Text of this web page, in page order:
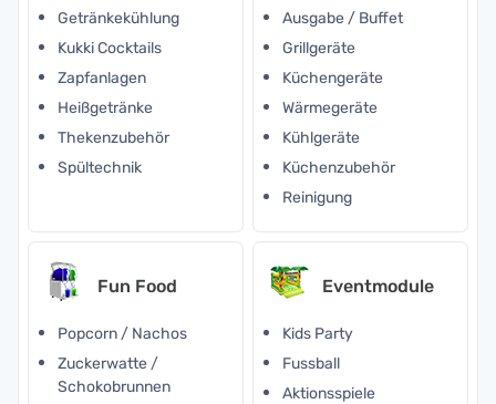
Getränkekühlung
Kukki Cocktails
Zapfanlagen
Heißgetränke
Thekenzubehör
Spültechnik
Ausgabe / Buffet
Grillgeräte
Küchengeräte
Wärmegeräte
Kühlgeräte
Küchenzubehör
Reinigung
Fun Food
Popcorn / Nachos
Zuckerwatte /
Schokobrunnen
Eventmodule
Kids Party
Fussball
Aktionsspiele